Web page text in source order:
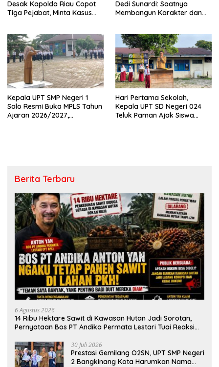
Desak Kapolda Riau Copot
Tiga Pejabat, Minta Kasus
Dedi Sunardi: Saatnya
Membangun Karakter dan
Kepala UPT SMP Negeri 1
Salo Resmi Buka MPLS Tahun
Ajaran 2026/2027,
Hari Pertama Sekolah,
Kepala UPT SD Negeri 024
Teluk Paman Ajak Siswa
Berita Terbaru
6 Agustus 2026
14 Ribu Hektare Sawit di Kawasan Hutan Jadi Sorotan,
Pernyataan Bos PT Andika Permata Lestari Tuai Reaksi
30 Juli 2026
Prestasi Gemilang O2SN, UPT SMP Negeri
2 Bangkinang Kota Harumkan Nama